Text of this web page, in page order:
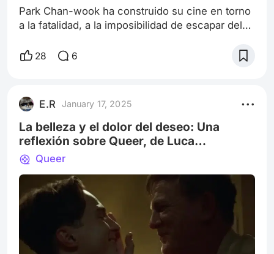
Park Chan-wook ha construido su cine en torno
a la fatalidad, a la imposibilidad de escapar del
enfrenta a la desesperación. En Sympathy for
espiral de tragedia donde cada decisión, incluso
la más bienintencionada, arrastra consigo
consecuencias devastadoras. Pe
28 6
E.R January 17, 2025
La belleza y el dolor del deseo: Una
reflexión sobre Queer, de Luca
Guadagnino
Queer